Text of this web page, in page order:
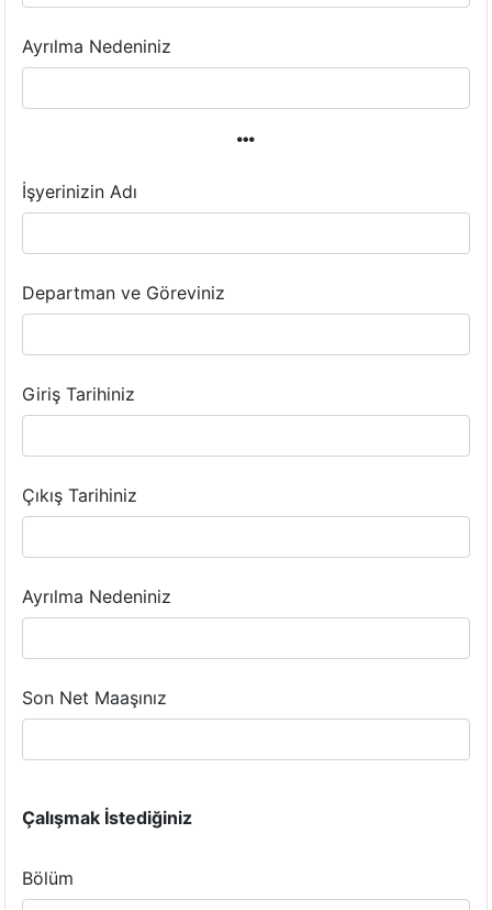
Ayrılma Nedeniniz
İşyerinizin Adı
Departman ve Göreviniz
Giriş Tarihiniz
Çıkış Tarihiniz
Ayrılma Nedeniniz
Son Net Maaşınız
Çalışmak İstediğiniz
Bölüm